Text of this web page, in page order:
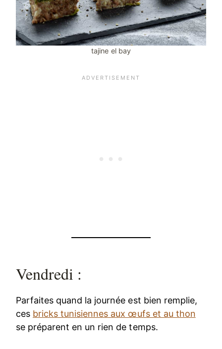
tajine el bay
Vendredi :
Parfaites quand la journée est bien remplie,
ces bricks tunisiennes aux œufs et au thon
se préparent en un rien de temps.